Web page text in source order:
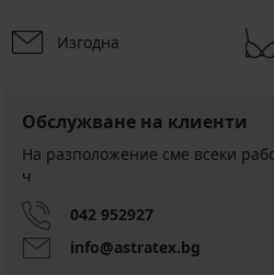
Изгодна
Обслужване на клиенти
На разположение сме всеки
ч
042 952927
info@astratex.bg